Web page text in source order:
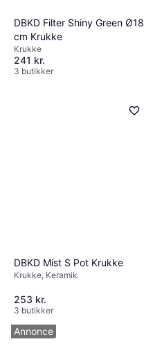
DBKD Filter Shiny Green Ø18
cm Krukke
Krukke
241 kr.
3 butikker
DBKD Mist S Pot Krukke
Krukke, Keramik
253 kr.
3 butikker
Annonce